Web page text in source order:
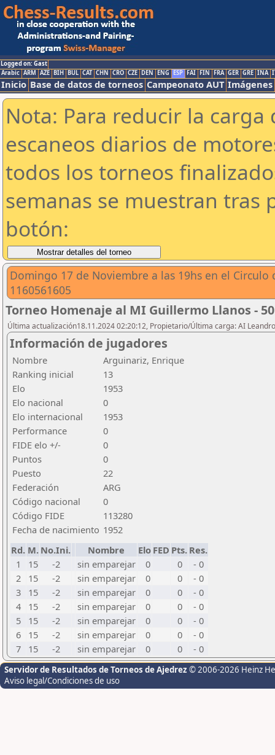
Logged on: Gast
Arabic ARM AZE BIH BUL CAT CHN CRO CZE DEN ENG ESP FAI FIN FRA GER GRE INA
Inicio Base de datos de torneos Campeonato AUT Imágenes
Nota: Para reducir la
escaneos diarios de
todos los torneos
semanas se muestran tras
botón:
Domingo 17 de Noviembre a las 19hs en el Circulo
1160561605
Torneo Homenaje al MI Guillermo Llanos -
Última actualización18.11.2024 02:20:12, Propietario/Última carga: AI
Información de jugadores
Nombre
Arguinariz, Enrique
Ranking inicial
13
Elo
1953
Elo nacional
0
Elo internacional
1953
Performance
0
FIDE elo +/-
0
Puntos
0
Puesto
22
Federación
ARG
Código nacional
0
Código FIDE
113280
Fecha de nacimiento 1952
Rd. M. No.Ini. Nombre Elo FED Pts. Res.
1
15 -2 sin emparejar 0 0
- 0
2
15 -2 sin emparejar 0 0
- 0
3
15 -2 sin emparejar 0 0
- 0
4
15 -2 sin emparejar 0 0
- 0
5
15 -2 sin emparejar 0 0
- 0
6
15 -2 sin emparejar 0 0
- 0
7
15 -2 sin emparejar 0 0 - 0
Servidor de Resultados de Torneos de Ajedrez © 2006-2026 Heinz
Aviso legal/Condiciones de uso